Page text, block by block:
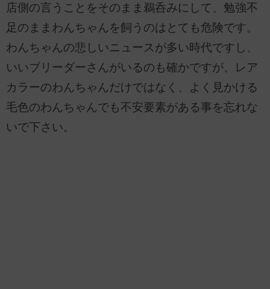
店側の言うことをそのまま鵜呑みにして、勉強不
足のままわんちゃんを飼うのはとても危険です。
わんちゃんの悲しいニュースが多い時代ですし、
いいブリーダーさんがいるのも確かですが、レア
カラーのわんちゃんだけではなく、よく見かける
毛色のわんちゃんでも不安要素がある事を忘れな
いで下さい。